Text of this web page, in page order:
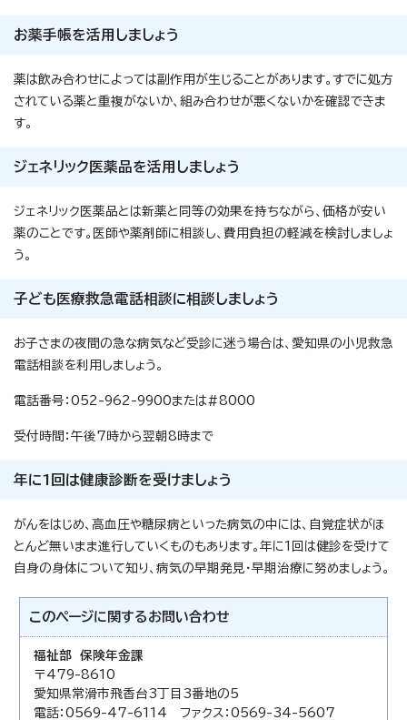
お薬手帳を活用しましょう
薬は飲み合わせによっては副作用が生じることがあります。すでに処方
されている薬と重複がないか、組み合わせが悪くないかを確認できま
す。
ジェネリック医薬品を活用しましょう
ジェネリック医薬品とは新薬と同等の効果を持ちながら、価格が安い
薬のことです。医師や薬剤師に相談し、費用負担の軽減を検討しましょ
う。
子ども医療救急電話相談に相談しましょう
お子さまの夜間の急な病気など受診に迷う場合は、愛知県の小児救急
電話相談を利用しましょう。
電話番号：052-962-9900または#8000
受付時間：午後7時から翌朝8時まで
年に1回は健康診断を受けましょう
がんをはじめ、高血圧や糖尿病といった病気の中には、自覚症状がほ
とんど無いまま進行していくものもあります。年に1回は健診を受けて
自身の身体について知り、病気の早期発見・早期治療に努めましょう。
このページに関する お問い合わせ
福祉部 保険年金課
〒479-8610
愛知県常滑市飛香台3丁目3番地の5
電話：0569-47-6114 ファクス：0569-34-5607